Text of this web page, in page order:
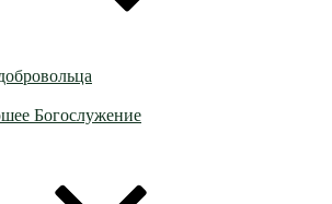
Богослужение